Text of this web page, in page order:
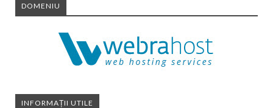
DOMENIU
INFORMAȚII UTILE